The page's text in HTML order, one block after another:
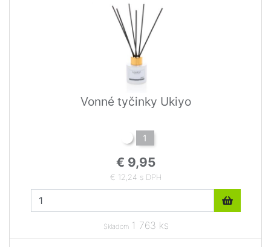
Vonné tyčinky Ukiyo
1
€ 9,95
€ 12,24 s DPH
Skladom1 763 ks